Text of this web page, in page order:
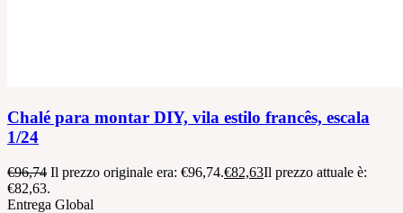
Chalé para montar DIY, vila estilo francês, escala
1/24
€96,74 Il prezzo originale era: €96,74.€82,63Il prezzo attuale è:
€82,63.
Entrega Global